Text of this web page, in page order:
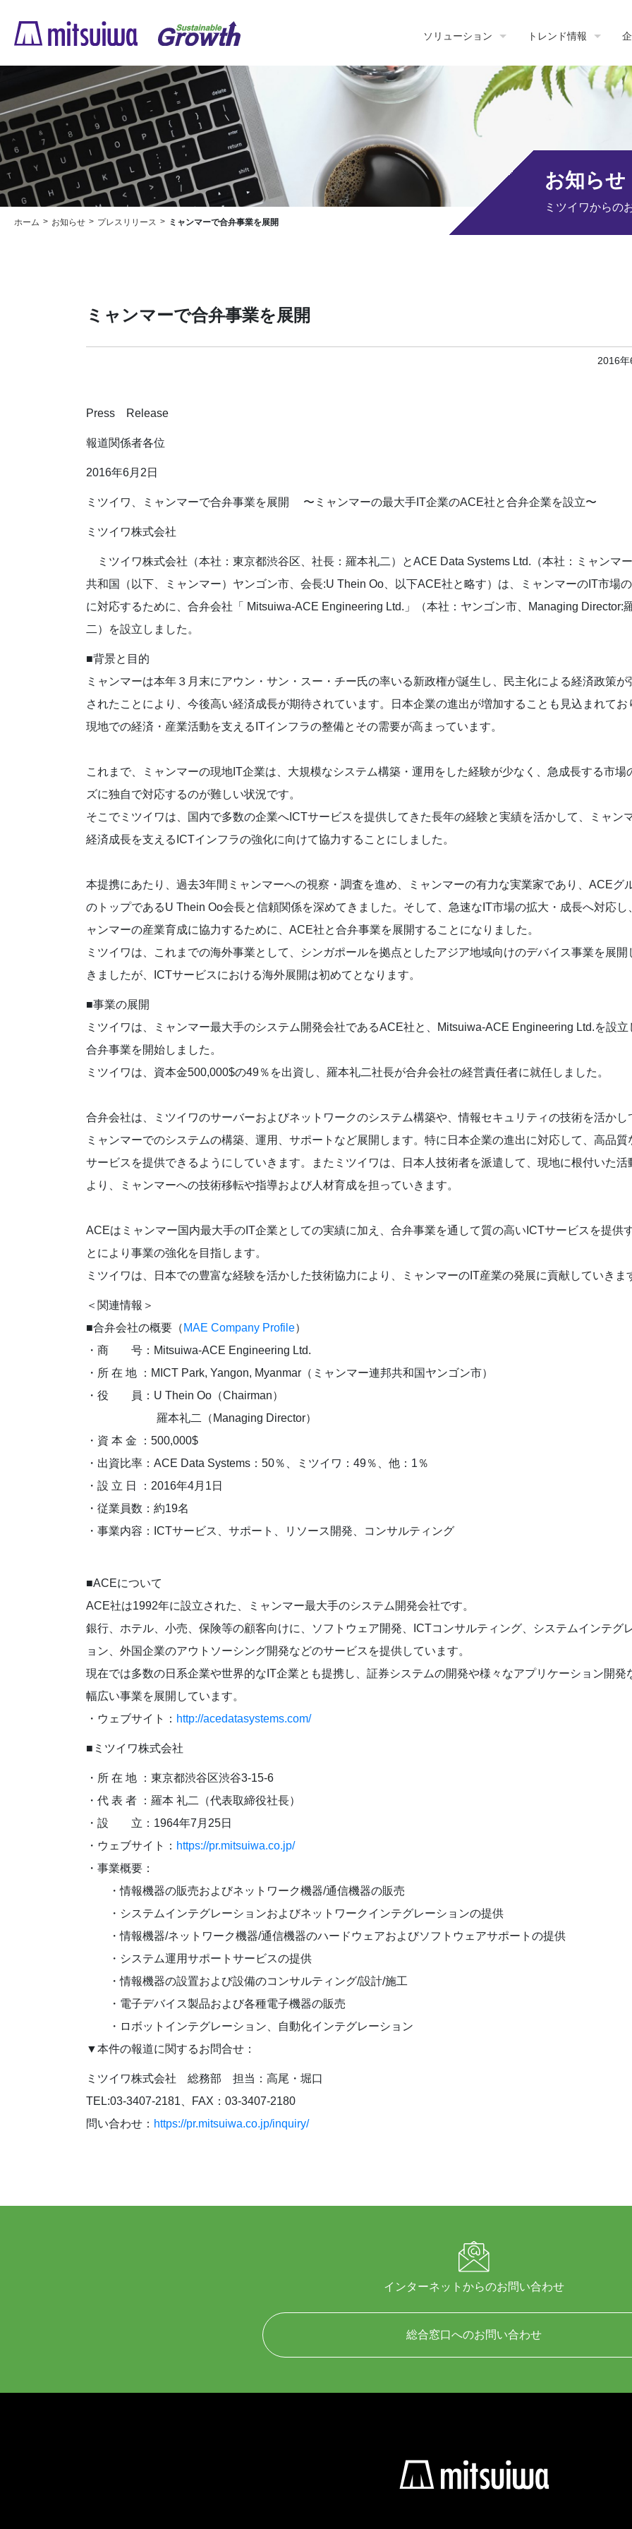
ソリューション トレンド情報
ホーム お知らせ プレスリリース ミャンマーで合弁事業を展開
お知らせ
ミツイワからの
ミャンマーで合弁事業を展開
2016
Press Release
報道関係者各位
2016年6月2日
ミツイワ、ミャンマーで合弁事業を展開 〜ミャンマーの最大手IT企業のACE社と合弁企業を設立〜
ミツイワ株式会社
ミツイワ株式会社（本社：東京都渋谷区、社長：羅本礼二）とACE Data Systems Ltd.（本社：ミャンマ
共和国（以下、ミャンマー）ヤンゴン市、会長:U Thein Oo、以下ACE社と略す）は、ミャンマーのIT市場
に対応するために、合弁会社「 Mitsuiwa-ACE Engineering Ltd.」（本社：ヤンゴン市、Managing Director:
二）を設立しました。
■背景と目的
ミャンマーは本年３月末にアウン・サン・スー・チー氏の率いる新政権が誕生し、民主化による経済政策が
されたことにより、今後高い経済成長が期待されています。日本企業の進出が増加することも見込まれてお
現地での経済・産業活動を支えるITインフラの整備とその需要が高まっています。
これまで、ミャンマーの現地IT企業は、大規模なシステム構築・運用をした経験が少なく、急成長する市場
ズに独自で対応するのが難しい状況です。
そこでミツイワは、国内で多数の企業へICTサービスを提供してきた長年の経験と実績を活かして、ミャン
経済成長を支えるICTインフラの強化に向けて協力することにしました。
本提携にあたり、過去3年間ミャンマーへの視察・調査を進め、ミャンマーの有力な実業家であり、ACEグ
のトップであるU Thein Oo会長と信頼関係を深めてきました。そして、急速なIT市場の拡大・成長へ対応し
ャンマーの産業育成に協力するために、ACE社と合弁事業を展開することになりました。
ミツイワは、これまでの海外事業として、シンガポールを拠点としたアジア地域向けのデバイス事業を展開
きましたが、ICTサービスにおける海外展開は初めてとなります。
■事業の展開
ミツイワは、ミャンマー最大手のシステム開発会社であるACE社と、Mitsuiwa-ACE Engineering Ltd.を設立
合弁事業を開始しました。
ミツイワは、資本金500,000$の49％を出資し、羅本礼二社長が合弁会社の経営責任者に就任しました。
合弁会社は、ミツイワのサーバーおよびネットワークのシステム構築や、情報セキュリティの技術を活かし
ミャンマーでのシステムの構築、運用、サポートなど展開します。特に日本企業の進出に対応して、高品質
サービスを提供できるようにしていきます。またミツイワは、日本人技術者を派遣して、現地に根付いた活
より、ミャンマーへの技術移転や指導および人材育成を担っていきます。
ACEはミャンマー国内最大手のIT企業としての実績に加え、合弁事業を通して質の高いICTサービスを提供
とにより事業の強化を目指します。
ミツイワは、日本での豊富な経験を活かした技術協力により、ミャンマーのIT産業の発展に貢献していきま
＜関連情報＞
■合弁会社の概要（ MAE Company Profile）
・商 号：Mitsuiwa-ACE Engineering Ltd.
・所 在 地 ：MICT Park, Yangon, Myanmar（ミャンマー連邦共和国ヤンゴン市）
・役 員：U Thein Oo（Chairman）
羅本礼二（Managing Director）
・資 本 金 ：500,000$
・出資比率：ACE Data Systems：50％、ミツイワ：49％、他：1％
・設 立 日 ：2016年4月1日
・従業員数：約19名
・事業内容：ICTサービス、サポート、リソース開発、コンサルティング
■ACEについて
ACE社は1992年に設立された、ミャンマー最大手のシステム開発会社です。
銀行、ホテル、小売、保険等の顧客向けに、ソフトウェア開発、ICTコンサルティング、システムインテグ
ョン、外国企業のアウトソーシング開発などのサービスを提供しています。
現在では多数の日系企業や世界的なIT企業とも提携し、証券システムの開発や様々なアプリケーション開発
幅広い事業を展開しています。
・ウェブサイト： http://acedatasystems.com/
■ミツイワ株式会社
・所 在 地 ：東京都渋谷区渋谷3-15-6
・代 表 者 ：羅本 礼二（代表取締役社長）
・設 立：1964年7月25日
・ウェブサイト： https://pr.mitsuiwa.co.jp/
・事業概要：
・情報機器の販売およびネットワーク機器/通信機器の販売
・システムインテグレーションおよびネットワークインテグレーションの提供
・情報機器/ネットワーク機器/通信機器のハードウェアおよびソフトウェアサポートの提供
・システム運用サポートサービスの提供
・情報機器の設置および設備のコンサルティング/設計/施工
・電子デバイス製品および各種電子機器の販売
・ロボットインテグレーション、自動化インテグレーション
▼本件の報道に関するお問合せ：
ミツイワ株式会社 総務部 担当：高尾・堀口
TEL:03-3407-2181、FAX：03-3407-2180
問い合わせ： https://pr.mitsuiwa.co.jp/inquiry/
インターネットからのお問い合わせ
総合窓口へのお問い合わせ